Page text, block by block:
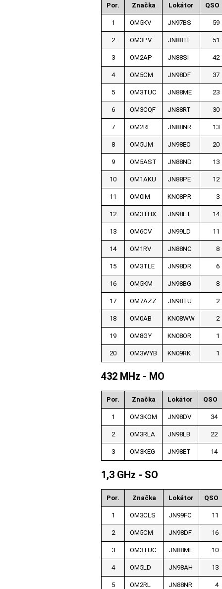
Por. Značka Lokátor QSO
1 OM5KV JN97BS 59
2 OM3PV JN88TI 51
3 OM2AP JN88SI 42
4 OM5CM JN98DF 37
5 OM3TUC JN88ME 23
6 OM3CQF JN88RT 30
7 OM2RL JN88NR 13
8 OM5UM JN98EO 20
9 OM5AST JN88ND 13
10 OM1AKU JN88PE 12
11 OM0IM KN08PR 3
12 OM3THX JN98ET 14
13 OM6CV JN99LD 11
14 OM1RV JN88NC 8
15 OM3TLE JN98DR 6
16 OM5KM JN98BG 8
17 OM7AZZ JN98TU 2
18 OM0AB KN08WW 2
19 OM8GY KN08OR 1
20 OM3WYB KN09RK 1
432 MHz - MO
Por. Značka Lokátor QSO
1 OM3KOM JN98DV 34
2 OM3RLA JN98LB 22
3 OM3KEG JN98ET 14
1,3 GHz - SO
Por. Značka Lokátor QSO
1 OM3CLS JN99FC 11
2 OM5CM JN98DF 16
3 OM3TUC JN88ME 10
4 OM5LD JN98AH 13
5 OM2RL JN88NR 4